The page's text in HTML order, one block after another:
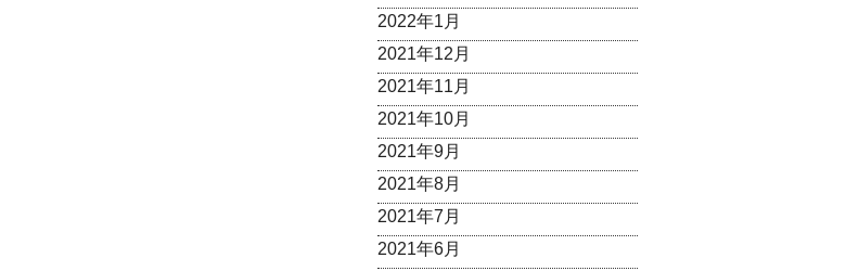
2022年1月
2021年12月
2021年11月
2021年10月
2021年9月
2021年8月
2021年7月
2021年6月